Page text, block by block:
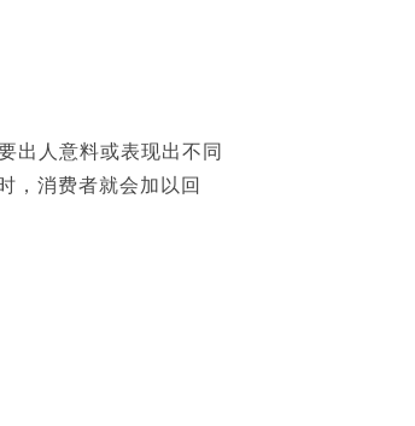
出人意料或表现出不同
，消费者就会加以回